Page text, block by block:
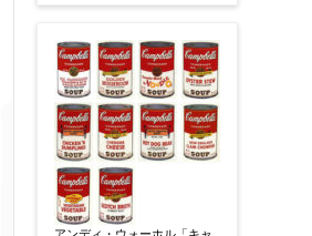
れてくる送信確認メール記載の
お客様情報をご入力ください
▼
お名前 【必須】